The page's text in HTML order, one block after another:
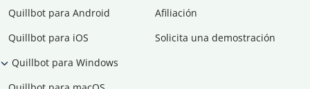
Quillbot para Android
Quillbot para iOS
Quillbot para Windows
Afiliación
Solicita una demostración